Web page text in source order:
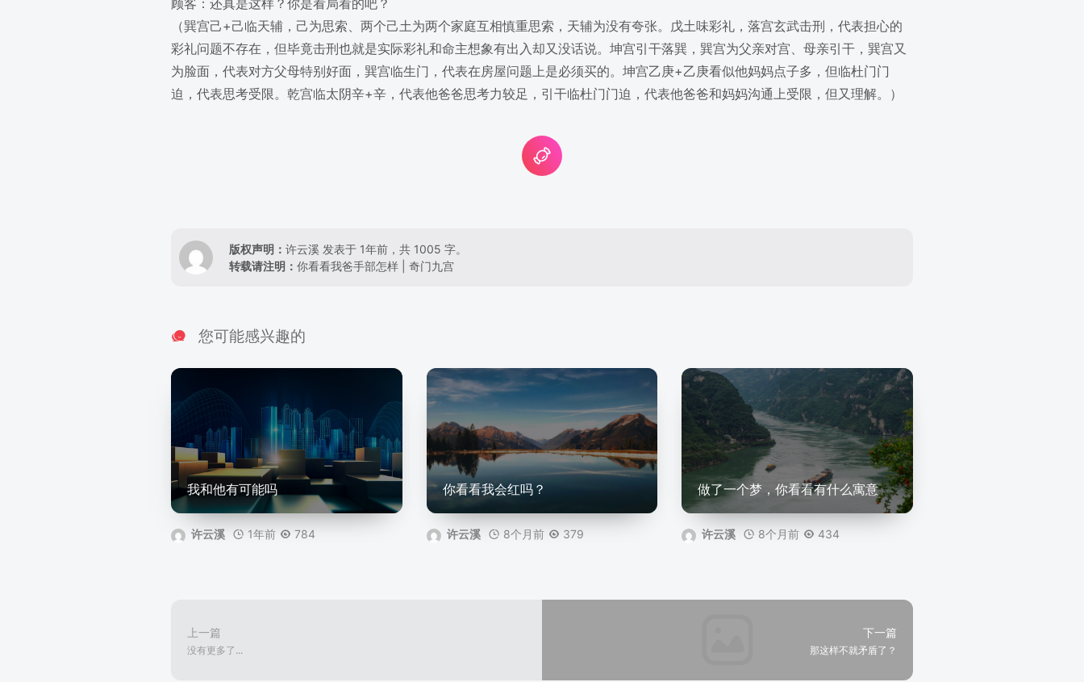
顾客：还真是这样？你是看局看的吧？
（巽宫己+己临天辅，己为思索、两个己土为两个家庭互相慎重思索，天辅为没有夸张。戊土味彩礼，落宫玄武击刑，代表担心的
彩礼问题不存在，但毕竟击刑也就是实际彩礼和命主想象有出入却又没话说。坤宫引干落巽，巽宫为父亲对宫、母亲引干，巽宫又
为脸面，代表对方父母特别好面，巽宫临生门，代表在房屋问题上是必须买的。坤宫乙庚+乙庚看似他妈妈点子多，但临杜门门
迫，代表思考受限。乾宫临太阴辛+辛，代表他爸爸思考力较足，引干临杜门门迫，代表他爸爸和妈妈沟通上受限，但又理解。）
版权声明： 许云溪 发表于 1年前，共 1005 字。
转载请注明： 你看看我爸手部怎样 | 奇门九宫
您可能感兴趣的
我和他有可能吗
许云溪 1年前 784
你看看我会红吗？
许云溪 8个月前 379
做了一个梦，你看看有什么寓意
许云溪 8个月前 434
上一篇
没有更多了...
下一篇
那这样不就矛盾了？